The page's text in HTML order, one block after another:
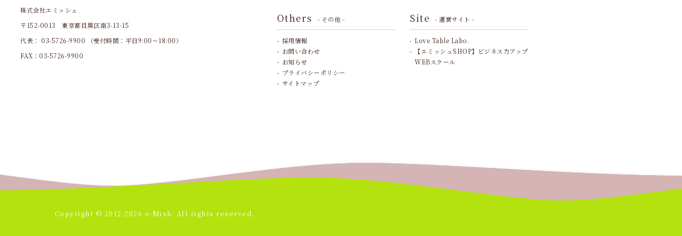
株式会社エミッシュ
〒152-0013 東京都目黒区南3-13-15
代表： 03-5726-9900 （受付時間：平日9:00～18:00）
FAX：03-5726-9900
Others - その他 -
採用情報
お問い合わせ
お知らせ
プライバシーポリシー
サイトマップ
Site - 運営サイト -
Love Table Labo.
【エミッシュSHOP】ビジネス力アップ
WEBスクール
Copyright © 2012-2026 e-Mish. All rights reserved.